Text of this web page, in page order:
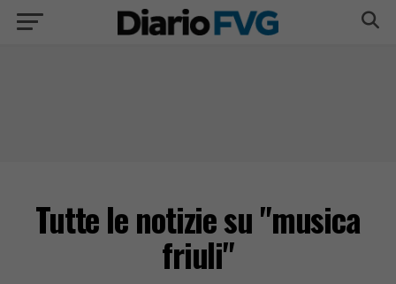
Tutte le notizie su "musica
friuli"